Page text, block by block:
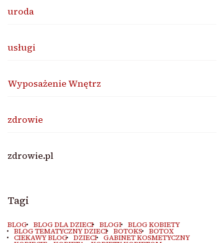
uroda
usługi
Wyposażenie Wnętrz
zdrowie
zdrowie.pl
Tagi
BLOG BLOG DLA DZIECI BLOGI BLOG KOBIETY
BLOG TEMATYCZNY DZIECI BOTOKS BOTOX
CIEKAWY BLOG DZIECI GABINET KOSMETYCZNY